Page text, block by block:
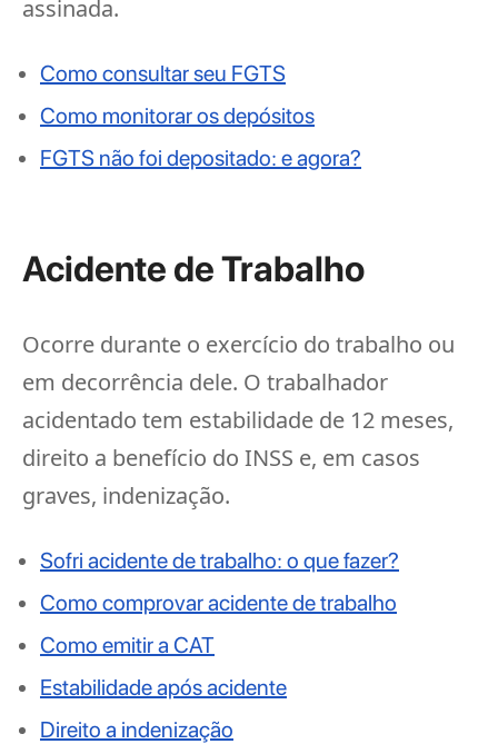
assinada.
Como consultar seu FGTS
Como monitorar os depósitos
FGTS não foi depositado: e agora?
Acidente de Trabalho
Ocorre durante o exercício do trabalho ou
em decorrência dele. O trabalhador
acidentado tem estabilidade de 12 meses,
direito a benefício do INSS e, em casos
graves, indenização.
Sofri acidente de trabalho: o que fazer?
Como comprovar acidente de trabalho
Como emitir a CAT
Estabilidade após acidente
Direito a indenização